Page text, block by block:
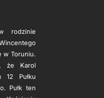
rodzinie
w Toruniu.
że Karol
12 Pułku
Pułk ten